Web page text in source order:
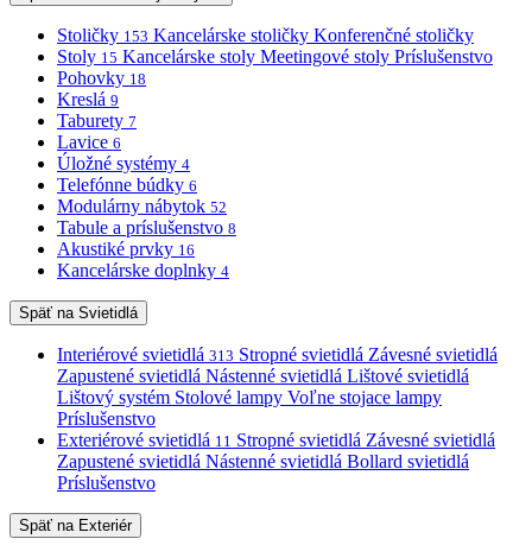
Stoličky 153 Kancelárske stoličky Konferenčné stoličky
Stoly 15 Kancelárske stoly Meetingové stoly Príslušenstvo
Pohovky 18
Kreslá 9
Taburety 7
Lavice 6
Úložné systémy 4
Telefónne búdky 6
Modulárny nábytok 52
Tabule a príslušenstvo 8
Akustiké prvky 16
Kancelárske doplnky 4
Späť na Svietidlá
Interiérové svietidlá 313 Stropné svietidlá Závesné svietidlá
Zapustené svietidlá Nástenné svietidlá Lištové svietidlá
Lištový systém Stolové lampy Voľne stojace lampy
Príslušenstvo
Exteriérové svietidlá 11 Stropné svietidlá Závesné svietidlá
Zapustené svietidlá Nástenné svietidlá Bollard svietidlá
Príslušenstvo
Späť na Exteriér